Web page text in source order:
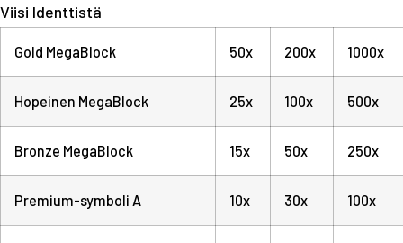
Viisi Identtistä
Gold MegaBlock 50x 200x 1000x
Hopeinen MegaBlock 25x 100x 500x
Bronze MegaBlock 15x 50x 250x
Premium-symboli A 10x 30x 100x